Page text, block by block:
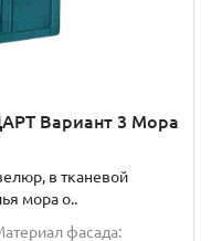
Вариант 3 Мора
в тканевой
мора о..
фасада: